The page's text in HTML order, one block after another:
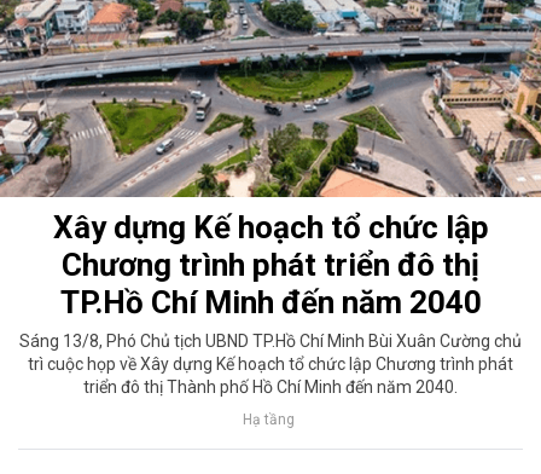
Xây dựng Kế hoạch tổ chức lập
Chương trình phát triển đô thị
TP.Hồ Chí Minh đến năm 2040
Sáng 13/8, Phó Chủ tịch UBND TP.Hồ Chí Minh Bùi Xuân Cường chủ
trì cuộc họp về Xây dựng Kế hoạch tổ chức lập Chương trình phát
triển đô thị Thành phố Hồ Chí Minh đến năm 2040.
Hạ tầng